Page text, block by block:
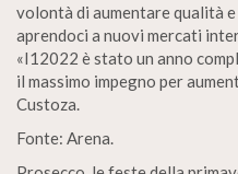
volontà di aumentare qualità
aprendoci a nuovi mercati
«I12022 è stato un anno
il massimo impegno per
Custoza.
Fonte: Arena.